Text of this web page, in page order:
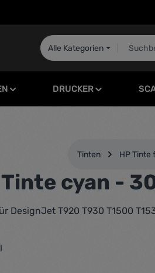
Alle Kategorien
DRUCKER
Tinten HP Tinte
cyan -
DesignJet T920 T930 T1500